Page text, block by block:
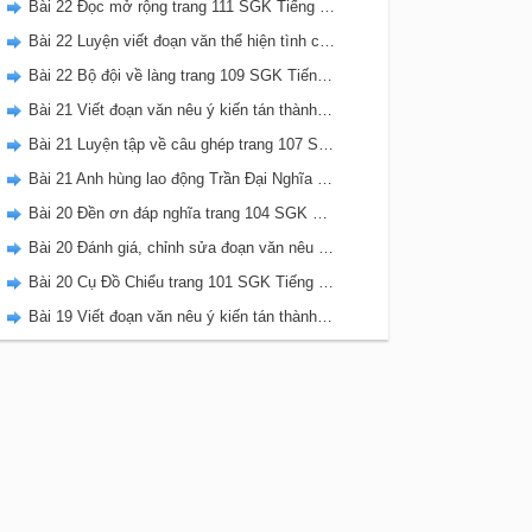
Bài 22 Đọc mở rộng trang 111 SGK Tiếng Việt 5 Kết nối tri thức tập 2
Bài 22 Luyện viết đoạn văn thể hiện tình cảm, cảm xúc về một sự việc trang 111 SGK Tiếng Việt 5 Kết nối tri thức tập 2
Bài 22 Bộ đội về làng trang 109 SGK Tiếng Việt 5 Kết nối tri thức tập 2
Bài 21 Viết đoạn văn nêu ý kiến tán thành một sự việc, hiện tượng (Bài viết số 2) trang 108 SGK Tiếng Việt 5 Kết nối tri thức tập 2
Bài 21 Luyện tập về câu ghép trang 107 SGK Tiếng Việt 5 Kết nối tri thức tập 2
Bài 21 Anh hùng lao động Trần Đại Nghĩa trang 106 SGK Tiếng Việt 5 Kết nối tri thức tập 2
Bài 20 Đền ơn đáp nghĩa trang 104 SGK Tiếng Việt 5 Kết nối tri thức tập 2
Bài 20 Đánh giá, chỉnh sửa đoạn văn nêu ý kiến tán thành một sự vật, hiện tượng trang 103 SGK Tiếng Việt 5 Kết nối tri thức tập 2
Bài 20 Cụ Đồ Chiểu trang 101 SGK Tiếng Việt 5 Kết nối tri thức tập 2
Bài 19 Viết đoạn văn nêu ý kiến tán thành một sự việc, hiện tượng (Bài viết số 1) trang 100 SGK Tiếng Việt 5 Kết nối tri thức tập 2